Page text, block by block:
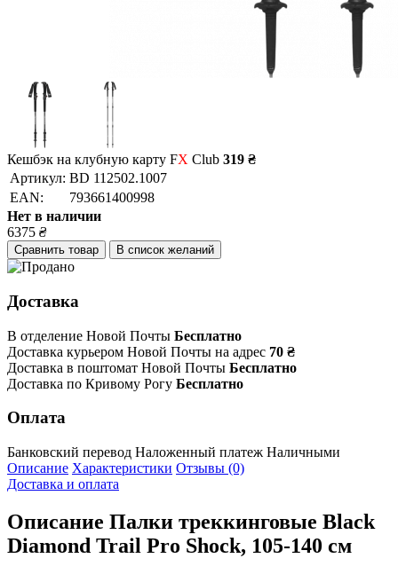
Кешбэк на клубную карту FX Club 319 ₴
Артикул: BD 112502.1007
EAN:
793661400998
Нет в наличии
6375 ₴
Сравнить товар В список желаний
Доставка
В отделение Новой Почты Бесплатно
Доставка курьером Новой Почты на адрес 70 ₴
Доставка в поштомат Новой Почты Бесплатно
Доставка по Кривому Рогу Бесплатно
Оплата
Банковский перевод Наложенный платеж Наличными
Описание Характеристики Отзывы (0)
Доставка и оплата
Описание Палки треккинговые Black
Diamond Trail Pro Shock, 105-140 см